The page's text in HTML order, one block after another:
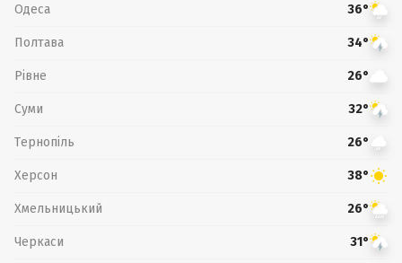
Одеса 36°
Полтава 34°
Рівне 26°
Суми 32°
Тернопіль 26°
Херсон 38°
Хмельницький 26°
Черкаси 31°